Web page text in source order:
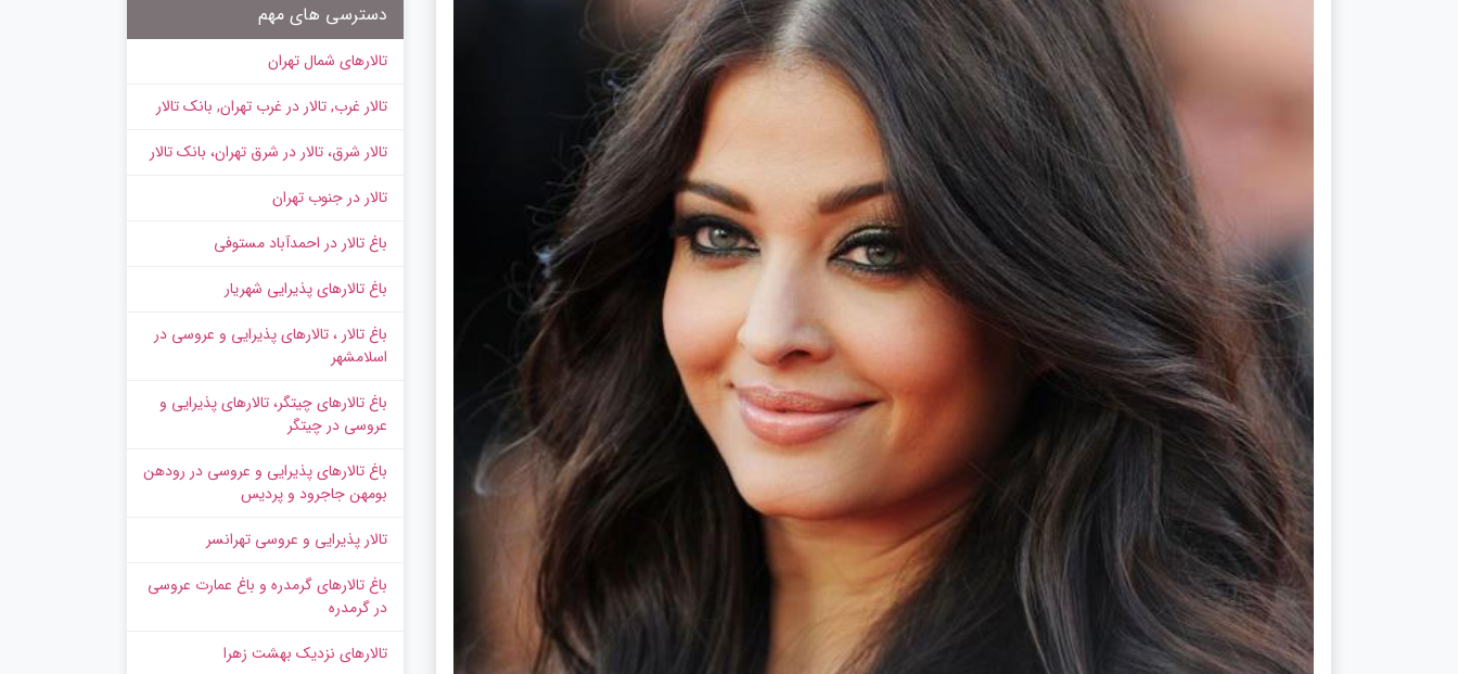
دسترسی های مهم
تالارهای شمال تهران
تالار غرب, تالار در غرب تهران, بانک تالار
تالار شرق، تالار در شرق تهران، بانک تالار
تالار در جنوب تهران
باغ تالار در احمدآباد مستوفی
باغ تالارهای پذیرایی شهریار
باغ تالار ، تالارهای پذیرایی و عروسی در
اسلامشهر
باغ تالارهای چیتگر، تالارهای پذیرایی و
عروسی در چیتگر
باغ تالارهای پذیرایی و عروسی در رودهن
بومهن جاجرود و پردیس
تالار پذیرایی و عروسی تهرانسر
باغ تالارهای گرمدره و باغ عمارت عروسی
در گرمدره
تالارهای نزدیک بهشت زهرا